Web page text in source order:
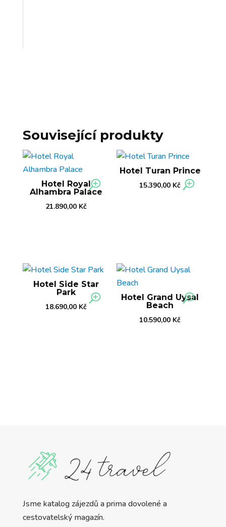
Související produkty
Hotel Royal
Alhambra Palace
21.890,00 Kč
Hotel Turan Prince
15.390,00 Kč
Hotel Side Star
Park
18.690,00 Kč
Hotel Grand Uysal
Beach
10.590,00 Kč
Jsme katalog zájezdů a prima dovolené a
cestovatelský magazín.